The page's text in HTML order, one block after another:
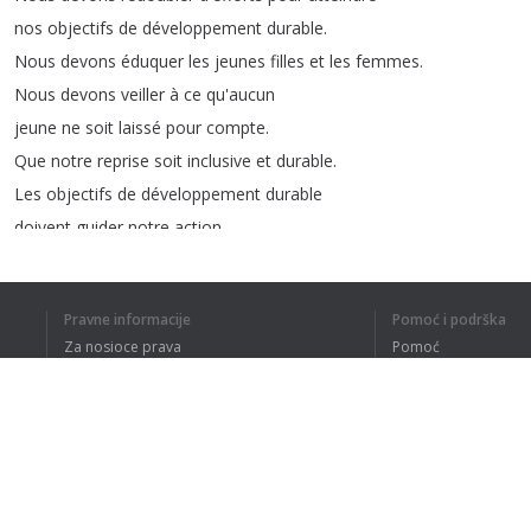
nos objectifs de développement durable.
Nous devons éduquer les jeunes filles et les femmes.
Nous devons veiller à ce qu'aucun
jeune ne soit laissé pour compte.
Que notre reprise soit inclusive et durable.
Les objectifs de développement durable
doivent guider notre action
coopération internationale
et les droits de l'homme,
Pravne informacije
Za nosioce prava
Pomoć i podrška
Pomoć